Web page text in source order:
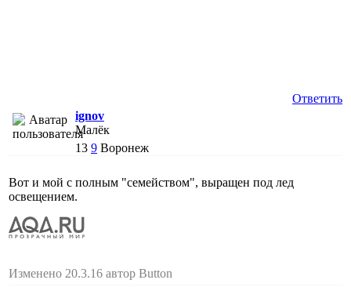
Ответить
ignov
Малёк
13 9 Воронеж
Вот и мой с полным "семейством", выращен под лед
освещением.
Изменено 20.3.16 автор Button